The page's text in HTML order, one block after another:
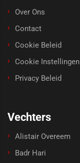
Over Ons
Contact
Cookie Beleid
Cookie Instellingen
Privacy Beleid
Vechters
Alistair Overeem
Badr Hari